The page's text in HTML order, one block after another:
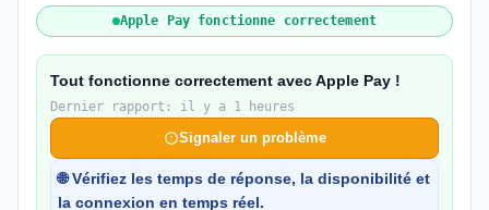
Apple Pay fonctionne correctement
Tout fonctionne correctement avec Apple Pay !
Dernier rapport: il y a 1 heures
Signaler un problème
🌐 Vérifiez les temps de réponse, la disponibilité et
la connexion en temps réel.